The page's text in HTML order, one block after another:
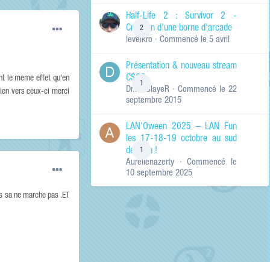
RECHERCHER LES
Titres et corps
Titres des
uniquement
le meme effet qu'en
vers ceux-ci merci
ne marche pas .ET
2
Half-Life 2 : Survivor 2 -
Création d'une borne d'arcade
levelkro · Commencé le 5 avril
1
Présentation & nouveau stream
CSGO
Dr.KinSlayeR · Commencé le 22
septembre 2015
1
LAN'Oween 2025 – LAN Fun
les 17-18-19 octobre au sud
de Lyon !
Aurelienazerty · Commencé le
10 septembre 2025